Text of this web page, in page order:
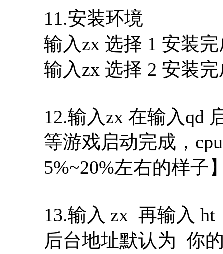
11.安装环境
输入zx 选择 1 安装
输入zx 选择 2 安装
12.输入zx 在输入qd
等游戏启动完成，
5%~20%左右的样子
13.输入 zx 再输入
后台地址默认为 你